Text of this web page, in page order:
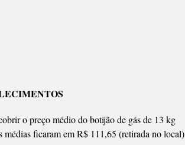
o preço médio do botijão de gás de 13 kg
ficaram em R$ 111,65 (retirada no local)